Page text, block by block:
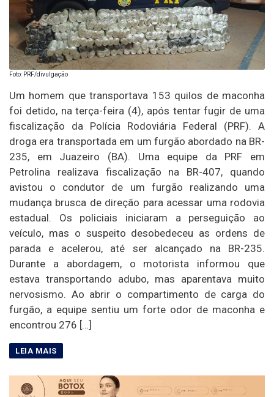
Foto: PRF/divulgação
Um homem que transportava 153 quilos de maconha
foi detido, na terça-feira (4), após tentar fugir de uma
fiscalização da Polícia Rodoviária Federal (PRF). A
droga era transportada em um furgão abordado na BR-
235, em Juazeiro (BA). Uma equipe da PRF em
Petrolina realizava fiscalização na BR-407, quando
avistou o condutor de um furgão realizando uma
mudança brusca de direção para acessar uma rodovia
estadual. Os policiais iniciaram a perseguição ao
veículo, mas o suspeito desobedeceu as ordens de
parada e acelerou, até ser alcançado na BR-235.
Durante a abordagem, o motorista informou que
estava transportando adubo, mas aparentava muito
nervosismo. Ao abrir o compartimento de carga do
furgão, a equipe sentiu um forte odor de maconha e
encontrou 276 […]